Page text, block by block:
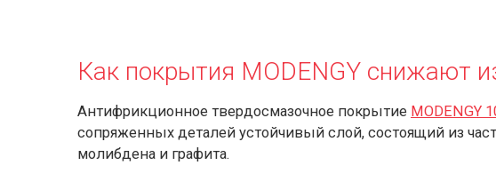
Как покрытия MODENGY снижают
Антифрикционное твердосмазочное покрытие MODENGY
сопряженных деталей устойчивый слой, состоящий из
молибдена и графита.